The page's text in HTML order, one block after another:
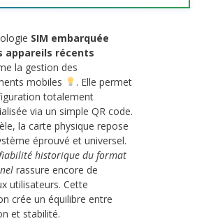
SIM embarquée
appareils récents
la gestion des
mobiles
. Elle permet
totalement
via un simple QR code.
la carte physique repose
éprouvé et universel.
historique du format
rassure encore de
utilisateurs. Cette
crée un équilibre entre
et stabilité.